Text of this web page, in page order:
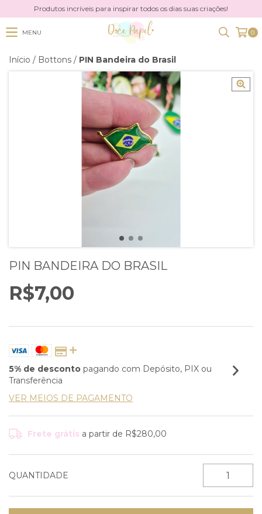
Produtos incríveis para inspirar todos os dias suas criações!
MENU 0
Início / Bottons / PIN Bandeira do Brasil
PIN BANDEIRA DO BRASIL
R$7,00
5% de desconto pagando com Depósito, PIX ou
Transferência
VER MEIOS DE PAGAMENTO
Frete grátis a partir de R$280,00
QUANTIDADE